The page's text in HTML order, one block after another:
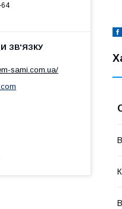
64
sami.com.ua/